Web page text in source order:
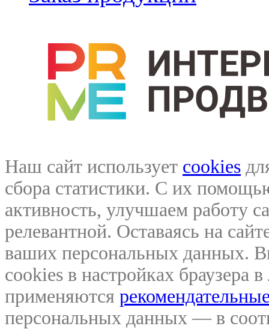
Наш сайт использует cookies
сбора статистики. С их
активность, улучшаем работу
релевантной. Оставаясь на
ваших персональных данных.
cookies в настройках браузера
применяются
персональных данных — в